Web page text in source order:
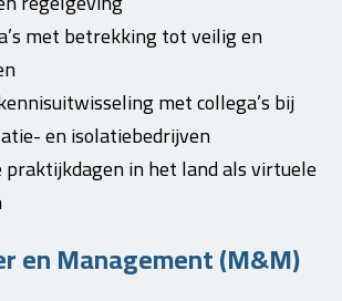
met betrekking tot veilig en
met collega’s bij
en isolatiebedrijven
in het land als virtuele
en Management (M&M)